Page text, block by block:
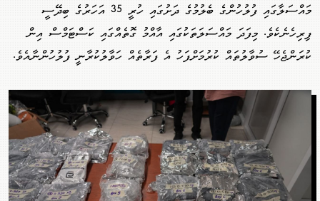
މައްސަލާގައި ފުލުހުންގެ ބެލުމުގެ ދަށުގައި ހުރީ 35 އަހަރުގެ ބިދޭސީ
ފިރިހެނެކެވެ. މިފަދަ މައްސަލަތަކުގައި އާއްމު ގޮތެއްގައި ކަސްޓަމްސް އިން
ކުރަންޖެހޭ ސުވާލުތައް ކުރުމަށްފަހު އެ ފަރާތެއް ހަވާލުކުރާނީ ފުލުހުންނާއެވެ.